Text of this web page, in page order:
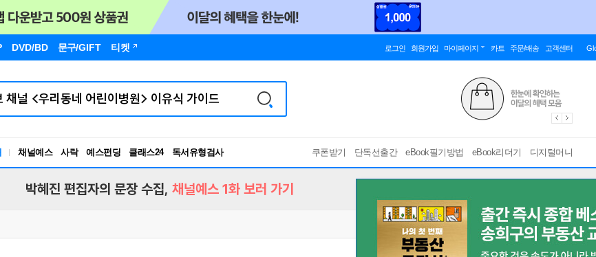
DVD/BD 문구/GIFT 티켓 로그인 회원가입 마이페이지 카트 주문/배송 고객센터
채널예스 사락 예스펀딩 클래스24
RBTI Lab
독서유형검사
쿠폰받기 단독선출간 eBook필기방법 eBook리더기 디지털머니
박혜진 편집자의 문장 수집, 채널예스 1화 보러 가기